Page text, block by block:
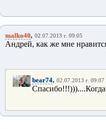
malko40, 02.07.2013 г. 09:05
Андрей, как же мне
bear74, 02.07.2013 г. 09:07
Спасибо!!!)))....Когда